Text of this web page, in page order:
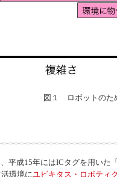
図１ ロボットのた
成15年にはICタグを用い
環境に ユビキタス・ロボティ